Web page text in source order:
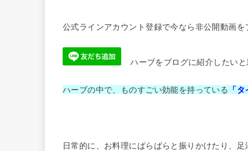
公式ラインアカウント登録で今なら非公開動画
ハーブをブログに紹介したい
ハーブの中で、ものすごい効能を持っている 「
日常的に、お料理にぱらぱらと振りかけたり、